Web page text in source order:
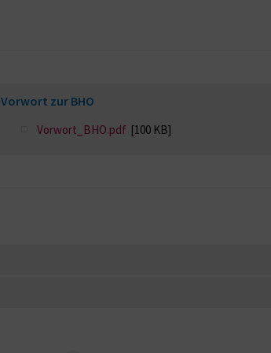
Vorwort zur BHO
Vorwort_BHO.pdf [100 KB]